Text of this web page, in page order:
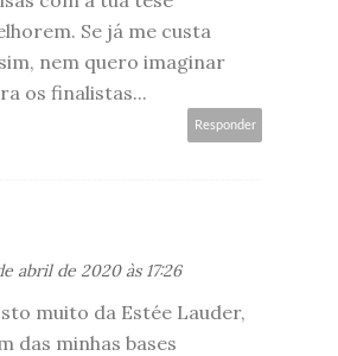
Se já me custa
nem quero imaginar
os finalistas...
Responder
abril de 2020 às 17:26
muito da Estée Lauder,
das minhas bases